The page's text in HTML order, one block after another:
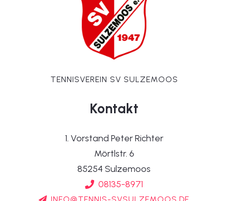
TENNISVEREIN SV SULZEMOOS
Kontakt
1. Vorstand Peter Richter
Mörtlstr. 6
85254 Sulzemoos
08135-8971